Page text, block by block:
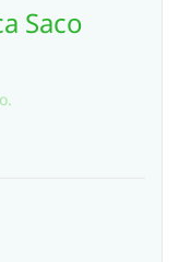
Saco